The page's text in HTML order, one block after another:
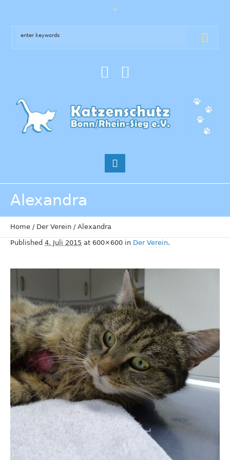
Alexandra
Home / Der Verein / Alexandra
Published 4. Juli 2015 at 600×600 in Der Verein.